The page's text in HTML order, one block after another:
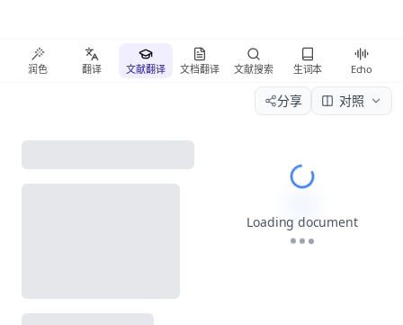
润色 翻译 文献翻译 文档翻译 文献搜索 生词本 Echo
分享 对照
Loading document
Please wait